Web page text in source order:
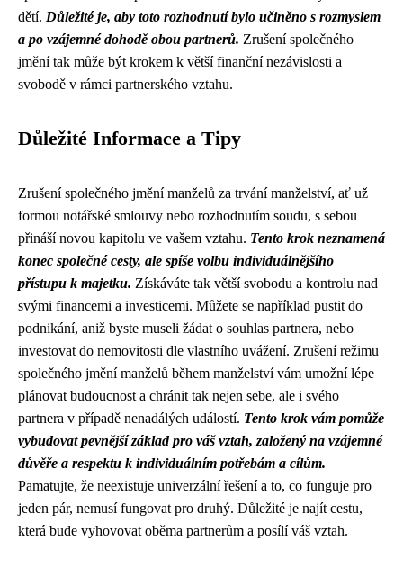
dětí. Důležité je, aby toto rozhodnutí bylo učiněno s rozmyslem
a po vzájemné dohodě obou partnerů. Zrušení společného
jmění tak může být krokem k větší finanční nezávislosti a
svobodě v rámci partnerského vztahu.
Důležité Informace a Tipy
Zrušení společného jmění manželů za trvání manželství, ať už
formou notářské smlouvy nebo rozhodnutím soudu, s sebou
přináší novou kapitolu ve vašem vztahu. Tento krok neznamená
konec společné cesty, ale spíše volbu individuálnějšího
přístupu k majetku. Získáváte tak větší svobodu a kontrolu nad
svými financemi a investicemi. Můžete se například pustit do
podnikání, aniž byste museli žádat o souhlas partnera, nebo
investovat do nemovitosti dle vlastního uvážení. Zrušení režimu
společného jmění manželů během manželství vám umožní lépe
plánovat budoucnost a chránit tak nejen sebe, ale i svého
partnera v případě nenadálých událostí. Tento krok vám pomůže
vybudovat pevnější základ pro váš vztah, založený na vzájemné
důvěře a respektu k individuálním potřebám a cílům.
Pamatujte, že neexistuje univerzální řešení a to, co funguje pro
jeden pár, nemusí fungovat pro druhý. Důležité je najít cestu,
která bude vyhovovat oběma partnerům a posílí váš vztah.